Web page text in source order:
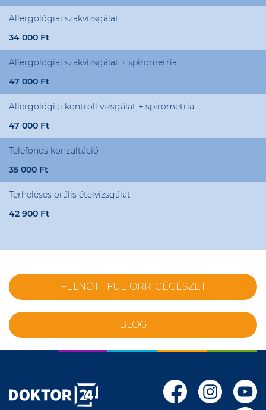
Allergológiai szakvizsgálat
34 000 Ft
Allergológiai szakvizsgálat + spirometria
47 000 Ft
Allergológiai kontroll vizsgálat + spirometria
47 000 Ft
Telefonos konzultáció
35 000 Ft
Terheléses orális ételvizsgálat
42 900 Ft
FELNŐTT FÜL-ORR-GÉGÉSZET
BLOG